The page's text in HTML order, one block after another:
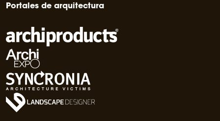
Portales de arquitectura